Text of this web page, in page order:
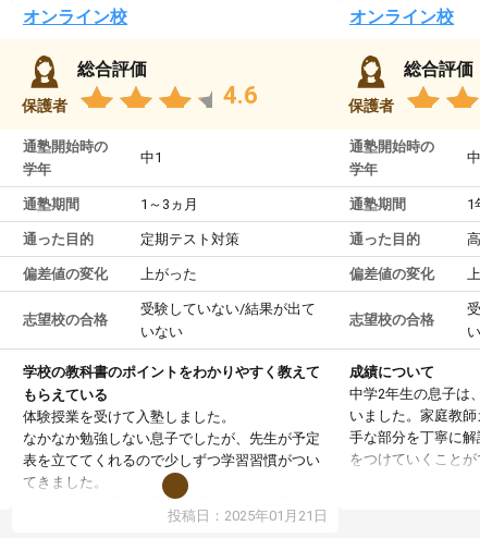
オンライン校
保護者
総合評価
4.6
通塾開始時の
学年
中1
通塾期間 1～3ヵ月
通った目的 定期テスト対策
偏差値の変化 上がった
志望校の合格
受験していない/結果が出て
いない
学校の教科書のポイントをわかりやすく教えて
もらえている
体験授業を受けて入塾しました。
なかなか勉強しない息子でしたが、先生が予定
表を立ててくれるので少しずつ学習習慣がつい
てきました。
オンラインで週に一度の受講ですが、指導が無
い日も予定表に基づいて勉強したり、LINEでわ
投稿日：2025年01月21日
オンライン校
保護者
総合評価
通塾開始時の
学年
通塾期間 1
通った目的
偏差値の変化
志望校の合格
成績について
中学2年生の息子は
いました。家庭教
手な部分を丁寧に
をつけていくこと
期テストの成績が